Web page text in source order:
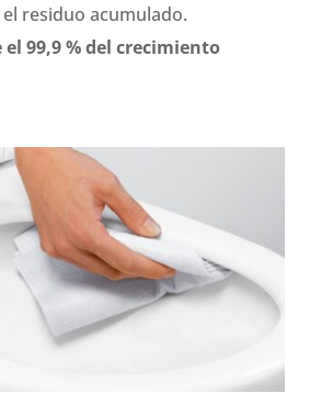
residuo acumulado.
el 99,9 % del crecimiento